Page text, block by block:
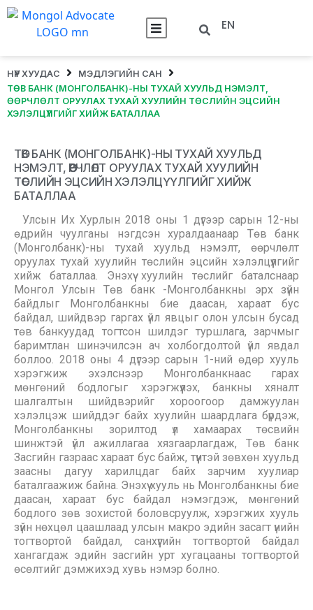
EN
НҮҮР ХУУДАС
МЭДЛЭГИЙН САН
ТӨВ БАНК (МОНГОЛБАНК)-НЫ ТУХАЙ ХУУЛЬД НЭМЭЛТ,
ӨӨРЧЛӨЛТ ОРУУЛАХ ТУХАЙ ХУУЛИЙН ТӨСЛИЙН ЭЦСИЙН
ХЭЛЭЛЦҮҮЛГИЙГ ХИЙЖ БАТАЛЛАА
ТӨВ БАНК (МОНГОЛБАНК)-НЫ ТУХАЙ ХУУЛЬД
НЭМЭЛТ, ӨӨРЧЛӨЛТ ОРУУЛАХ ТУХАЙ ХУУЛИЙН
ТӨСЛИЙН ЭЦСИЙН ХЭЛЭЛЦҮҮЛГИЙГ ХИЙЖ
БАТАЛЛАА
Улсын Их Хурлын 2018 оны 1 дүгээр сарын 12-ны
өдрийн чуулганы нэгдсэн хуралдаанаар Төв банк
(Монголбанк)-ны тухай хуульд нэмэлт, өөрчлөлт
оруулах тухай хуулийн төслийн эцсийн хэлэлцүүлгийг
хийж баталлаа. Энэхүү хуулийн төслийг баталснаар
Монгол Улсын Төв банк -Монголбанкны эрх зүйн
байдлыг Монголбанкны бие даасан, хараат бус
байдал, шийдвэр гаргах үйл явцыг олон улсын бусад
төв банкуудад тогтсон шилдэг туршлага, зарчмыг
баримтлан шинэчилсэн ач холбогдолтой үйл явдал
боллоо. 2018 оны 4 дүгээр сарын 1-ний өдөр хууль
хэрэгжиж эхэлснээр Монголбанкнаас гарах
мөнгөний бодлогыг хэрэгжүүлэх, банкны хяналт
шалгалтын шийдвэрийг хороогоор дамжуулан
хэлэлцэж шийддэг байх хуулийн шаардлага бүрдэж,
Монголбанкны зорилтод үл хамаарах төсвийн
шинжтэй үйл ажиллагаа хязгаарлагдаж, Төв банк
Засгийн газраас хараат бус байж, түүнтэй зөвхөн хуульд
заасны дагуу харилцдаг байх зарчим хуулиар
баталгаажиж байна. Энэхүү хууль нь Монголбанкны бие
даасан, хараат бус байдал нэмэгдэж, мөнгөний
бодлого зөв зохистой боловсруулж, хэрэгжих хууль
зүйн нөхцөл цаашлаад улсын макро эдийн засагт үнийн
тогтвортой байдал, санхүүгийн тогтвортой байдал
хангагдаж эдийн засгийн урт хугацааны тогтвортой
өсөлтийг дэмжихэд хувь нэмэр болно.